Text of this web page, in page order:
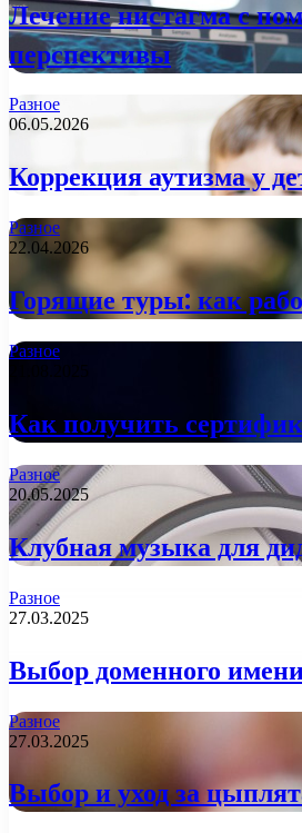
Лечение нистагма с
перспективы
Разное
06.05.2026
Коррекция аутизма у
Разное
22.04.2026
Горящие туры: как
Разное
Как получить
Разное
20.05.2025
Клубная музыка для
Разное
27.03.2025
Выбор доменного
Разное
27.03.2025
Выбор и уход за